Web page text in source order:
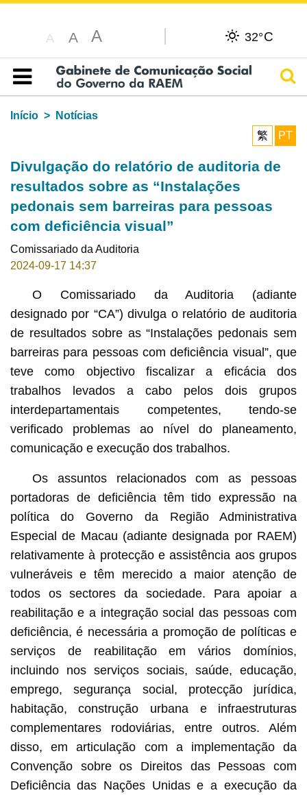
A A A 32°C
Índice
Início
Notícias
繁
PT
Divulgação do relatório de auditoria de
resultados sobre as “Instalações
pedonais sem barreiras para pessoas
com deficiência visual”
Comissariado da Auditoria
2024-09-17 14:37
O Comissariado da Auditoria (adiante
designado por “CA”) divulga o relatório de auditoria
de resultados sobre as “Instalações pedonais sem
barreiras para pessoas com deficiência visual”, que
teve como objectivo fiscalizar a eficácia dos
trabalhos levados a cabo pelos dois grupos
interdepartamentais competentes, tendo-se
verificado problemas ao nível do planeamento,
comunicação e execução dos trabalhos.
Os assuntos relacionados com as pessoas
portadoras de deficiência têm tido expressão na
política do Governo da Região Administrativa
Especial de Macau (adiante designada por RAEM)
relativamente à protecção e assistência aos grupos
vulneráveis e têm merecido a maior atenção de
todos os sectores da sociedade. Para apoiar a
reabilitação e a integração social das pessoas com
deficiência, é necessária a promoção de políticas e
serviços de reabilitação em vários domínios,
incluindo nos serviços sociais, saúde, educação,
emprego, segurança social, protecção jurídica,
habitação, construção urbana e infraestruturas
complementares rodoviárias, entre outros. Além
disso, em articulação com a implementação da
Convenção sobre os Direitos das Pessoas com
Deficiência das Nações Unidas e a execução da